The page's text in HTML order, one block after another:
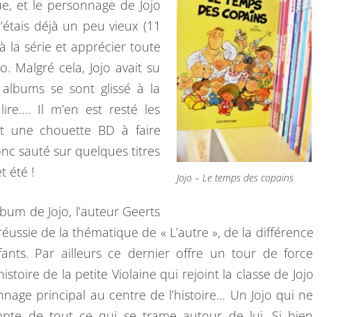
Jojo – Le temps des copains
et le personnage de Jojo
déjà un peu vieux (11
la série et apprécier toute
Malgré cela, Jojo avait su
se sont glissé à la
Il m’en est resté les
une chouette BD à faire
sauté sur quelques titres
été !
de Jojo, l’auteur Geerts
de la thématique de « L’autre », de la différence
Par ailleurs ce dernier offre un tour de force
de la petite Violaine qui rejoint la classe de Jojo
principal au centre de l’histoire… Un Jojo qui ne